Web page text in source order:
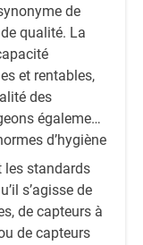
de
qualité. La
et rentables,
des
également
d’hygiène
les standards
s’agisse de
de capteurs à
de capteurs